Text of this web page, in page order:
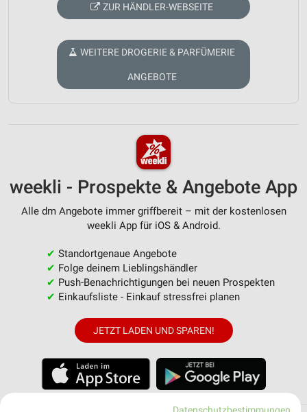
ZUR HÄNDLER-WEBSEITE
WEITERE DROGERIE & PARFÜMERIE
ANGEBOTE
weekli - Prospekte & Angebote App
Alle dm Angebote immer griffbereit – mit der kostenlosen
weekli App für iOS & Android.
✔ Standortgenaue Angebote
✔ Folge deinem Lieblingshändler
✔ Push-Benachrichtigungen bei neuen Prospekten
✔ Einkaufsliste - Einkauf stressfrei planen
JETZT LADEN UND SPAREN!